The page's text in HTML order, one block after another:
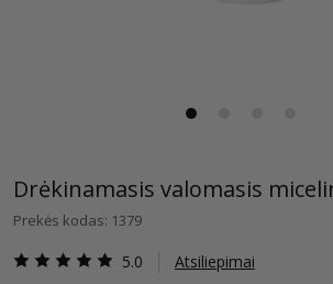
Drėkinamasis valomasis
Prekės kodas: 1379
5.0 Atsiliepimai